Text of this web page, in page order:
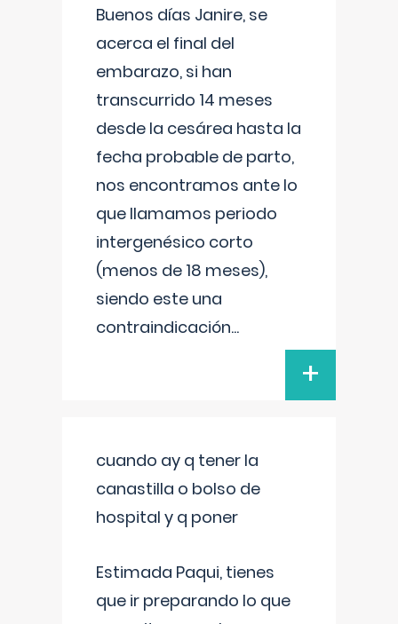
Buenos días Janire, se
acerca el final del
embarazo, si han
transcurrido 14 meses
desde la cesárea hasta la
fecha probable de parto,
nos encontramos ante lo
que llamamos periodo
intergenésico corto
(menos de 18 meses),
siendo este una
contraindicación...
+
cuando ay q tener la
canastilla o bolso de
hospital y q poner
Estimada Paqui, tienes
que ir preparando lo que